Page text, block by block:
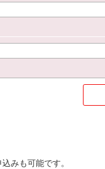
みも可能です。